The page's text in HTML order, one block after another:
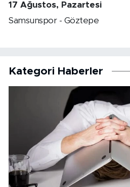
17 Ağustos, Pazartesi
Samsunspor - Göztepe
Kategori Haberler